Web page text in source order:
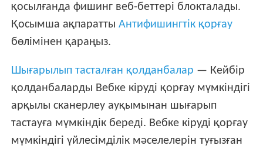
қосылғанда фишинг веб-беттері блокталады.
Қосымша ақпараттыАнтифишингтік қорғау
бөлімінен қараңыз.
Шығарылып тасталған қолданбалар — Кейбір
қолданбаларды Вебке кіруді қорғау мүмкіндігі
арқылы сканерлеу ауқымынан шығарып
тастауға мүмкіндік береді. Вебке кіруді қорғау
мүмкіндігі үйлесімділік мәселелерін туғызған